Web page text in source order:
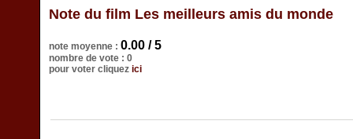
Note du film Les meilleurs amis du monde
note moyenne : 0.00 / 5
nombre de vote : 0
pour voter cliquez ici